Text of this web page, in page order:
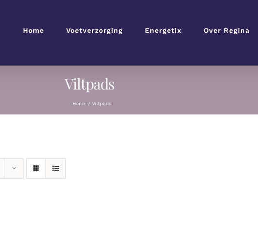
Home Voetverzorging Energetix Over Regina
Viltpads
Home Viltpads